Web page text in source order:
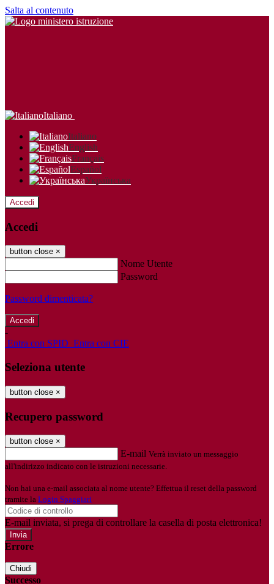
Salta al contenuto
Italiano
Italiano
English
Français
Español
Українська
Accedi
Accedi
button close ×
Nome Utente
Password
Password dimenticata?
-
Entra con SPID Entra con CIE
Seleziona utente
button close ×
Recupero password
button close ×
E-mail Verrà inviato un messaggio
all'indirizzo indicato con le istruzioni necessarie.
Non hai una e-mail associata al nome utente? Effettua il reset della password
tramite la Login Spaggiari
E-mail inviata, si prega di controllare la casella di posta elettronica!
Errore
Chiudi
Successo